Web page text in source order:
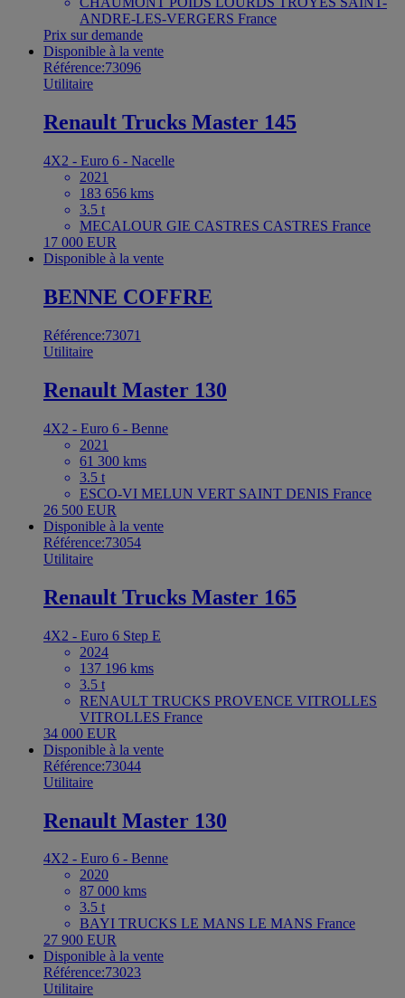
ANDRE-LES-VERGERS France
Prix sur demande
Disponible à la vente
Référence:73096
Utilitaire
Renault Trucks Master 145
4X2 - Euro 6 - Nacelle
2021
183 656 kms
3.5 t
MECALOUR GIE CASTRES CASTRES France
17 000 EUR
Disponible à la vente
BENNE COFFRE
Référence:73071
Utilitaire
Renault Master 130
4X2 - Euro 6 - Benne
2021
61 300 kms
3.5 t
ESCO-VI MELUN VERT SAINT DENIS France
26 500 EUR
Disponible à la vente
Référence:73054
Utilitaire
Renault Trucks Master 165
4X2 - Euro 6 Step E
2024
137 196 kms
3.5 t
RENAULT TRUCKS PROVENCE VITROLLES
VITROLLES France
34 000 EUR
Disponible à la vente
Référence:73044
Utilitaire
Renault Master 130
4X2 - Euro 6 - Benne
2020
87 000 kms
3.5 t
BAYI TRUCKS LE MANS LE MANS France
27 900 EUR
Disponible à la vente
Référence:73023
Utilitaire